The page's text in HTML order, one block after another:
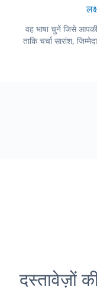
वह भाषा चुनें जिसे
ताकि चर्चा सारांश,
दस्तावेज़ों